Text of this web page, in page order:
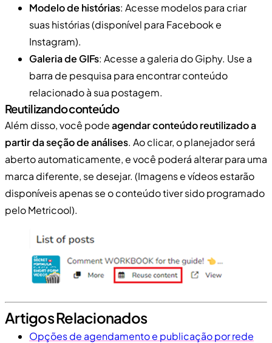
Modelo de histórias: Acesse modelos para criar
suas histórias (disponível para Facebook e
Instagram).
Galeria de GIFs: Acesse a galeria do Giphy. Use a
barra de pesquisa para encontrar conteúdo
relacionado à sua postagem.
Reutilizando conteúdo
Além disso, você podeagendar conteúdo reutilizado a
partir da seção de análises. Ao clicar, o planejador será
aberto automaticamente, e você poderá alterar para uma
marca diferente, se desejar. (Imagens e vídeos estarão
disponíveis apenas se o conteúdo tiver sido programado
pelo Metricool).
Artigos Relacionados
Opções de agendamento e publicação por rede